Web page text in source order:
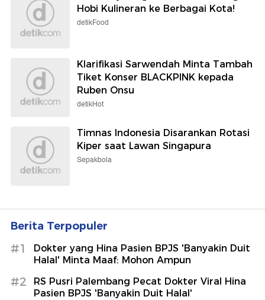
Hobi Kulineran ke Berbagai Kota!
detikFood
Klarifikasi Sarwendah Minta Tambah
Tiket Konser BLACKPINK kepada
Ruben Onsu
detikHot
Timnas Indonesia Disarankan Rotasi
Kiper saat Lawan Singapura
Sepakbola
Berita Terpopuler
#1
Dokter yang Hina Pasien BPJS 'Banyakin Duit
Halal' Minta Maaf: Mohon Ampun
#2
RS Pusri Palembang Pecat Dokter Viral Hina
Pasien BPJS 'Banyakin Duit Halal'